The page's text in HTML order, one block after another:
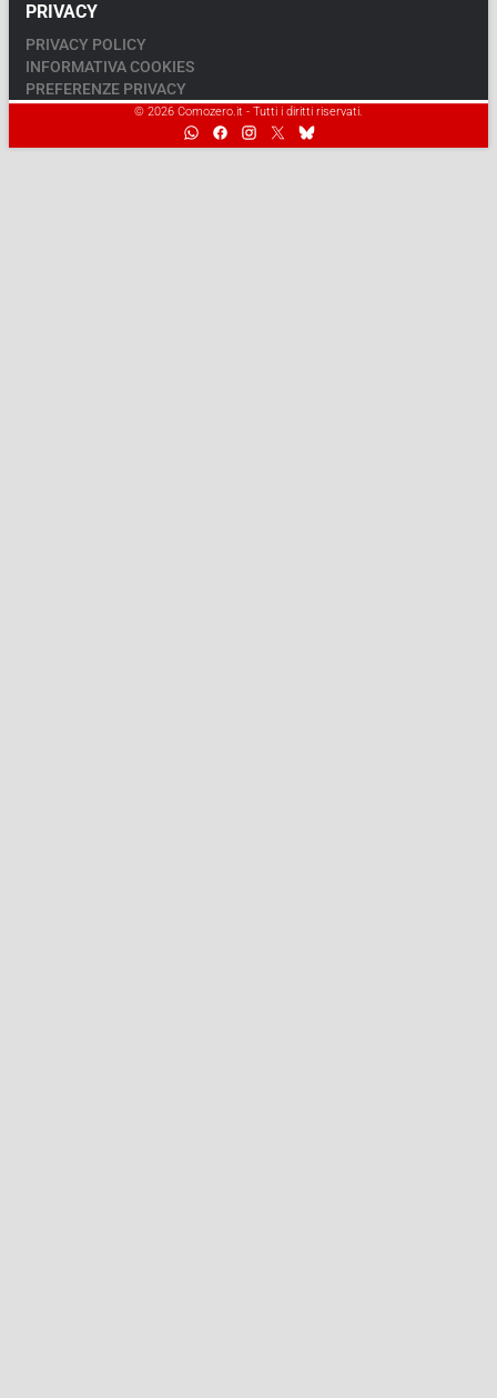
PRIVACY
PRIVACY POLICY
INFORMATIVA COOKIES
PREFERENZE PRIVACY
© 2026 Comozero.it - Tutti i diritti riservati.